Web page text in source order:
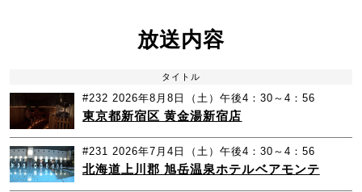
放送内容
タイトル
#232 2026年8月8日（土）午後4：30～4：56
東京都新宿区 黄金湯新宿店
#231 2026年7月4日（土）午後4：30～4：56
北海道上川郡 旭岳温泉ホテルベアモンテ